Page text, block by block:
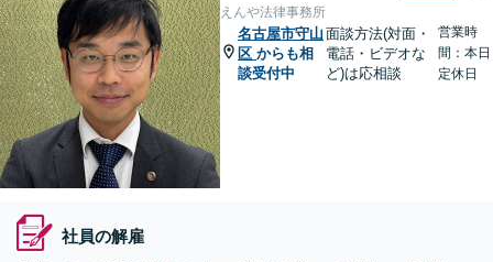
えんや法律事務所
名古屋市守山
区 からも相
談受付中
面談方法(対面・
電話・ビデオな
ど)は応相談
営業時
間：本日
定休日
社員の解雇